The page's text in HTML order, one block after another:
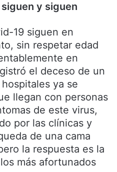
y siguen
19 siguen en
sin respetar edad
en
el deceso de un
ya se
llegan con personas
de este virus,
por las clínicas y
de una cama
la respuesta es la
más afortunados